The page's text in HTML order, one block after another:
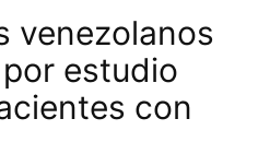
venezolanos
estudio
con